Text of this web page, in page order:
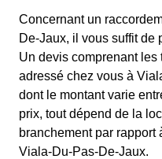
Concernant un
De-Jaux, il vous suffit de
Un devis comprenant
adressé chez vous à
dont le montant varie
prix, tout dépend de la
branchement par rapport
Viala-Du-Pas-De-Jaux.